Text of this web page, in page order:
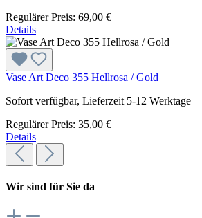
Regulärer Preis: 69,00 €
Details
Vase Art Deco 355 Hellrosa / Gold
Sofort verfügbar, Lieferzeit 5-12 Werktage
Regulärer Preis: 35,00 €
Details
Wir sind für Sie da